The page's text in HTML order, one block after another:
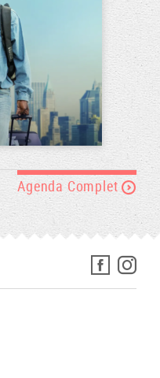
Agenda Complet